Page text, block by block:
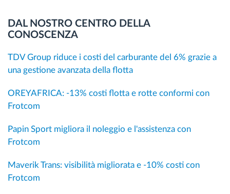
DAL NOSTRO CENTRO DELLA
CONOSCENZA
TDV Group riduce i costi del carburante del 6% grazie a
una gestione avanzata della flotta
OREYAFRICA: -13% costi flotta e rotte conformi con
Frotcom
Papin Sport migliora il noleggio e l'assistenza con
Frotcom
Maverik Trans: visibilità migliorata e -10% costi con
Frotcom